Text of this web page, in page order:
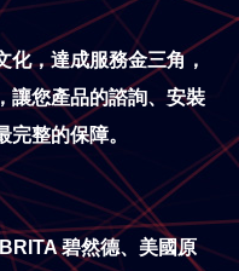
化，達成服務金三角，
讓您產品的諮詢、安裝
整的保障。
碧然德、美國原